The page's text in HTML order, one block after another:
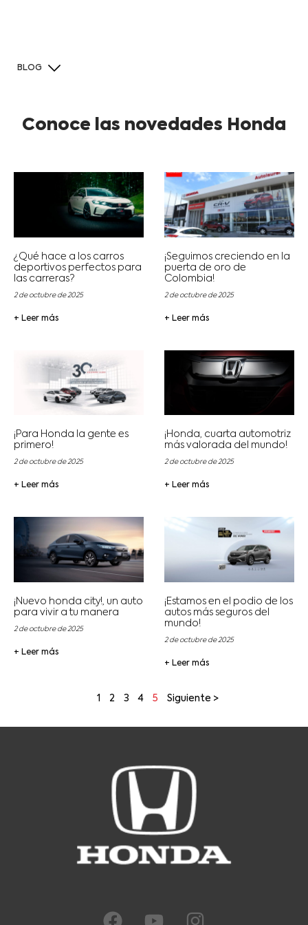
BLOG
Conoce las novedades Honda
¿Qué hace a los carros
deportivos perfectos para
las carreras?
2 de octubre de 2025
+ Leer más
¡Seguimos creciendo en la
puerta de oro de
Colombia!
2 de octubre de 2025
+ Leer más
¡Para Honda la gente es
primero!
2 de octubre de 2025
+ Leer más
¡Honda, cuarta automotriz
más valorada del mundo!
2 de octubre de 2025
+ Leer más
¡Nuevo honda city!, un auto
para vivir a tu manera
2 de octubre de 2025
+ Leer más
¡Estamos en el podio de los
autos más seguros del
mundo!
2 de octubre de 2025
+ Leer más
1 2 3 4 5 Siguiente >